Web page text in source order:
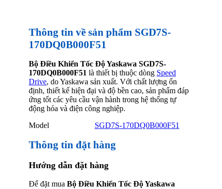
Thông tin về sản phẩm SGD7S-
170DQ0B000F51
Bộ Điều Khiển Tốc Độ Yaskawa SGD7S-
170DQ0B000F51 là thiết bị thuộc dòng Speed
Drive, do Yaskawa sản xuất. Với chất lượng ổn
định, thiết kế hiện đại và độ bền cao, sản phẩm đáp
ứng tốt các yêu cầu vận hành trong hệ thống tự
động hóa và điện công nghiệp.
Model
SGD7S-170DQ0B000F51
Thông tin đặt hàng
Hướng dẫn đặt hàng
Để đặt mua Bộ Điều Khiển Tốc Độ Yaskawa